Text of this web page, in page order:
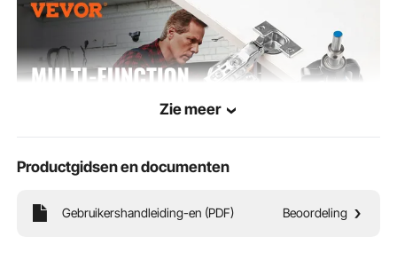
Zie meer
Productgidsen en documenten
Gebruikershandleiding-en (PDF) Beoordeling